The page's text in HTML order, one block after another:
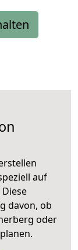
auf
davon, ob
oder